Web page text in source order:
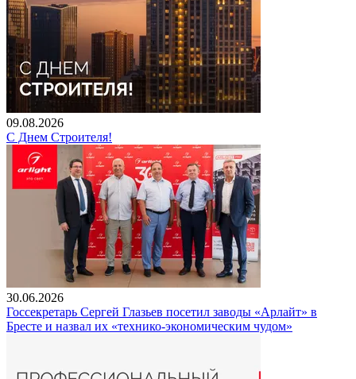
09.08.2026
С Днем Строителя!
30.06.2026
Госсекретарь Сергей Глазьев посетил заводы «Арлайт» в
Бресте и назвал их «технико-экономическим чудом»